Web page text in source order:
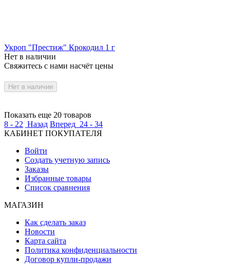
Укроп "Престиж" Крокодил 1 г
Нет в наличии
Свяжитесь с нами насчёт цены
Нет в наличии
Показать еще 20 товаров
8 - 22 Назад Вперед 24 - 34
КАБИНЕТ ПОКУПАТЕЛЯ
Войти
Создать учетную запись
Заказы
Избранные товары
Список сравнения
МАГАЗИН
Как сделать заказ
Новости
Карта сайта
Политика конфиденциальности
Договор купли-продажи